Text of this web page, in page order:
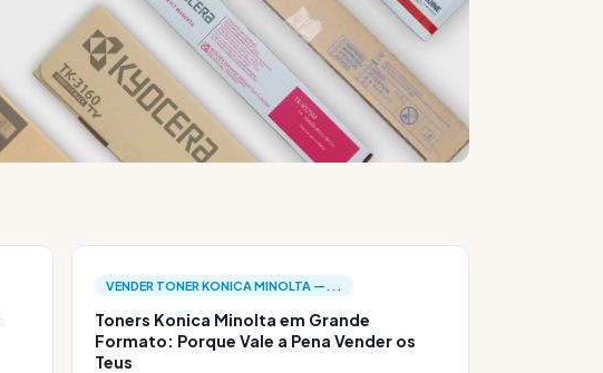
VENDER TONER KONICA MINOLTA —...
Toners Konica Minolta em Grande
Formato: Porque Vale a Pena Vender os
Teus